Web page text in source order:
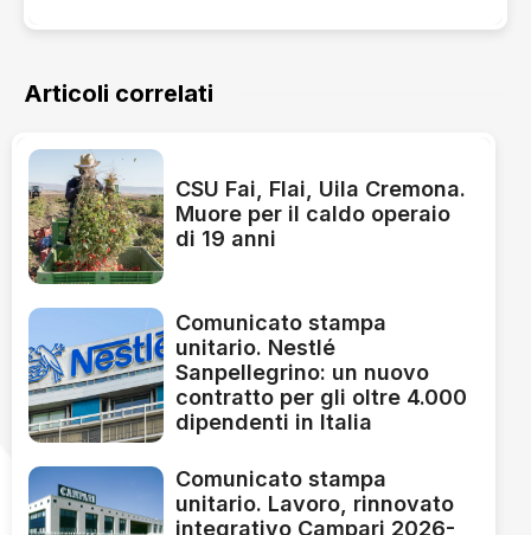
Articoli correlati
CSU Fai, Flai, Uila Cremona.
Muore per il caldo operaio
di 19 anni
Comunicato stampa
unitario. Nestlé
Sanpellegrino: un nuovo
contratto per gli oltre 4.000
dipendenti in Italia
Comunicato stampa
unitario. Lavoro, rinnovato
integrativo Campari 2026-